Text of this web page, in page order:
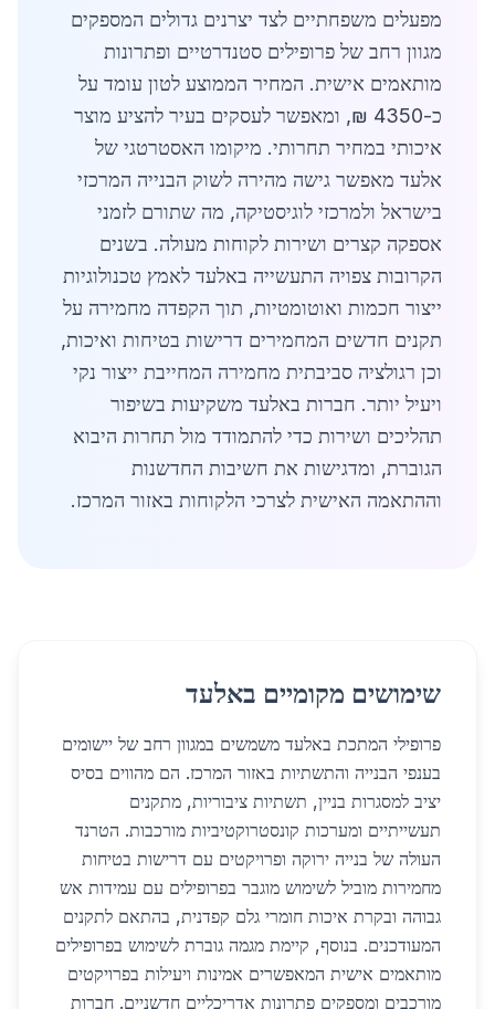
מפעלים משפחתיים לצד יצרנים גדולים המספקים
מגוון רחב של פרופילים סטנדרטיים ופתרונות
מותאמים אישית. המחיר הממוצע לטון עומד על
כ-4350 ₪, ומאפשר לעסקים בעיר להציע מוצר
איכותי במחיר תחרותי. מיקומו האסטרטגי של
אלעד מאפשר גישה מהירה לשוק הבנייה המרכזי
בישראל ולמרכזי לוגיסטיקה, מה שתורם לזמני
אספקה קצרים ושירות לקוחות מעולה. בשנים
הקרובות צפויה התעשייה באלעד לאמץ טכנולוגיות
ייצור חכמות ואוטומטיות, תוך הקפדה מחמירה על
תקנים חדשים המחמירים דרישות בטיחות ואיכות,
וכן רגולציה סביבתית מחמירה המחייבת ייצור נקי
ויעיל יותר. חברות באלעד משקיעות בשיפור
תהליכים ושירות כדי להתמודד מול תחרות היבוא
הגוברת, ומדגישות את חשיבות החדשנות
וההתאמה האישית לצרכי הלקוחות באזור המרכז.
שימושים מקומיים באלעד
פרופילי המתכת באלעד משמשים במגוון רחב של יישומים
בענפי הבנייה והתשתיות באזור המרכז. הם מהווים בסיס
יציב למסגרות בניין, תשתיות ציבוריות, מתקנים
תעשייתיים ומערכות קונסטרוקטיביות מורכבות. הטרנד
העולה של בנייה ירוקה ופרויקטים עם דרישות בטיחות
מחמירות מוביל לשימוש מוגבר בפרופילים עם עמידות אש
גבוהה ובקרת איכות חומרי גלם קפדנית, בהתאם לתקנים
המעודכנים. בנוסף, קיימת מגמה גוברת לשימוש בפרופילים
מותאמים אישית המאפשרים אמינות ויעילות בפרויקטים
מורכבים ומספקים פתרונות אדריכליים חדשניים. חברות